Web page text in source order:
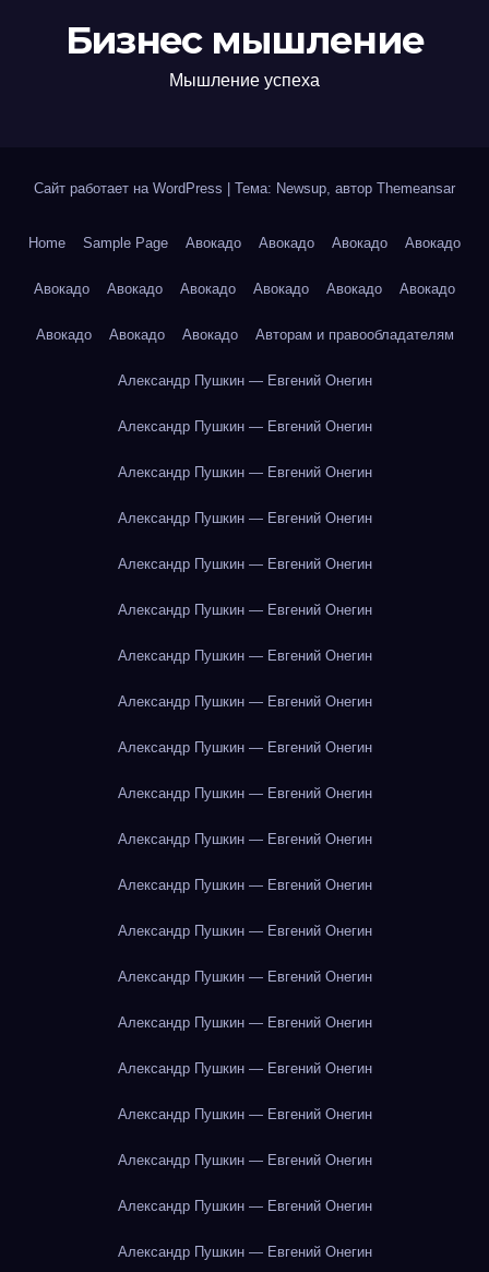
Бизнес мышление
Мышление успеха
Сайт работает на WordPress | Тема: Newsup, автор Themeansar
Home Sample Page Авокадо Авокадо Авокадо Авокадо
Авокадо Авокадо Авокадо Авокадо Авокадо Авокадо
Авокадо Авокадо Авокадо Авторам и правообладателям
Александр Пушкин — Евгений Онегин
Александр Пушкин — Евгений Онегин
Александр Пушкин — Евгений Онегин
Александр Пушкин — Евгений Онегин
Александр Пушкин — Евгений Онегин
Александр Пушкин — Евгений Онегин
Александр Пушкин — Евгений Онегин
Александр Пушкин — Евгений Онегин
Александр Пушкин — Евгений Онегин
Александр Пушкин — Евгений Онегин
Александр Пушкин — Евгений Онегин
Александр Пушкин — Евгений Онегин
Александр Пушкин — Евгений Онегин
Александр Пушкин — Евгений Онегин
Александр Пушкин — Евгений Онегин
Александр Пушкин — Евгений Онегин
Александр Пушкин — Евгений Онегин
Александр Пушкин — Евгений Онегин
Александр Пушкин — Евгений Онегин
Александр Пушкин — Евгений Онегин